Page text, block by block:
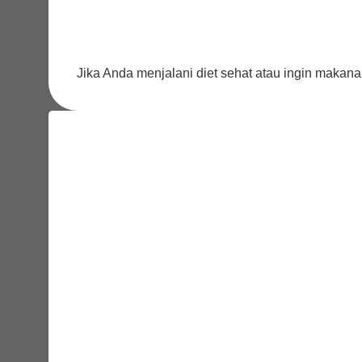
Jika Anda menjalani diet sehat atau ingin